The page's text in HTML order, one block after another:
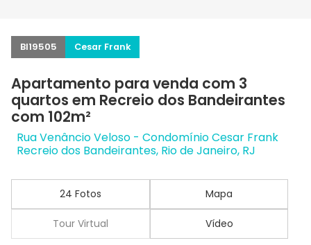
BI19505 Cesar Frank
Apartamento para venda com 3
quartos em Recreio dos Bandeirantes
com 102m²
Rua Venâncio Veloso - Condomínio Cesar Frank
Recreio dos Bandeirantes, Rio de Janeiro, RJ
24 Fotos Mapa
Tour Virtual Vídeo